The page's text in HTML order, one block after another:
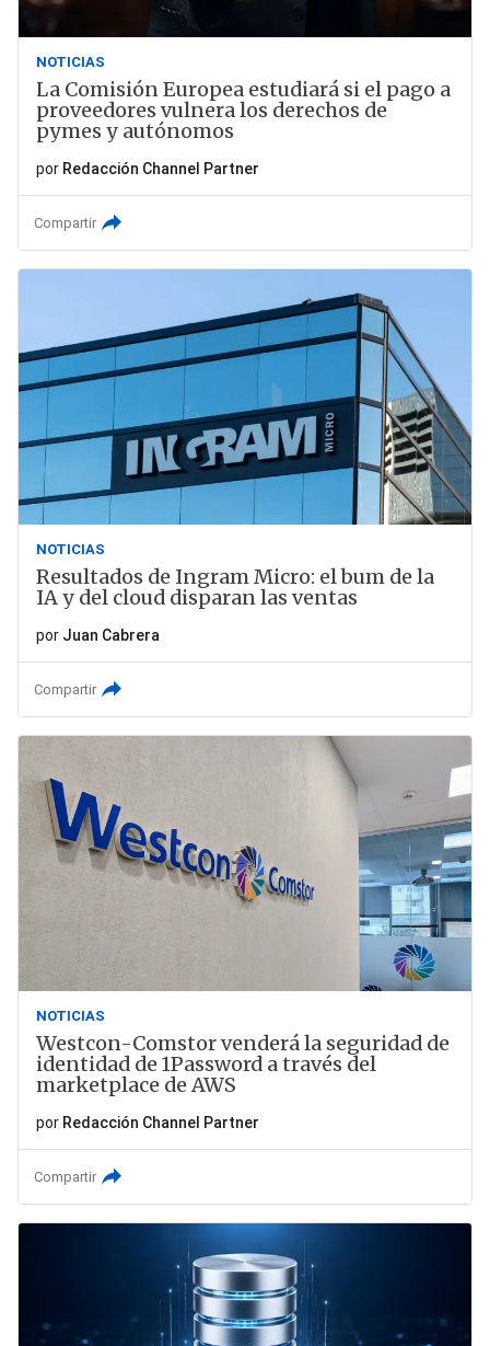
NOTICIAS
La Comisión Europea estudiará si el pago a
proveedores vulnera los derechos de
pymes y autónomos
por Redacción Channel Partner
Compartir
NOTICIAS
Resultados de Ingram Micro: el bum de la
IA y del cloud disparan las ventas
por Juan Cabrera
Compartir
NOTICIAS
Westcon-Comstor venderá la seguridad de
identidad de 1Password a través del
marketplace de AWS
por Redacción Channel Partner
Compartir